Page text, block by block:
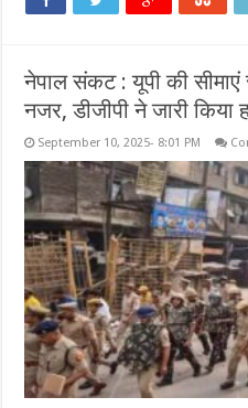
नेपाल संकट : यूपी की सीमाएं
नजर, डीजीपी ने जारी किया
September 10, 2025- 8:01 PM